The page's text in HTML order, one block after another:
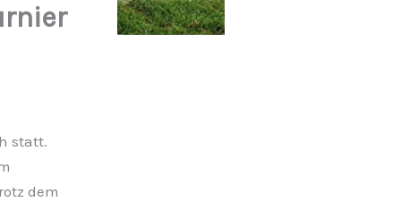
statt.
dem